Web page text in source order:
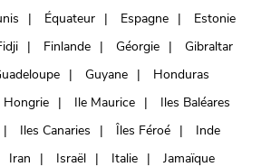
Équateur Espagne
Estonie
Finlande Géorgie
Gibraltar
Guyane
Honduras
Hongrie Ile Maurice
Iles Baléares
Iles Canaries Îles Féroé
Inde
Iran Israël Italie
Jamaïque